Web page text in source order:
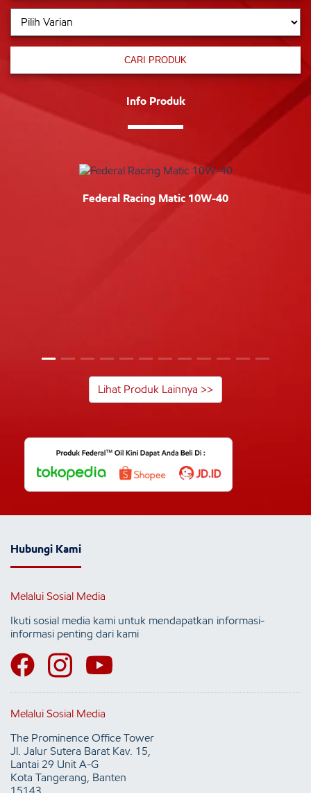
CARI PRODUK
Info Produk
Federal Racing Matic 10W-40
Lihat Produk Lainnya >>
Hubungi Kami
Melalui Sosial Media
Ikuti sosial media kami untuk mendapatkan informasi-
informasi penting dari kami
Melalui Sosial Media
The Prominence Office Tower
Jl. Jalur Sutera Barat Kav. 15,
Lantai 29 Unit A-G
Kota Tangerang, Banten
15143